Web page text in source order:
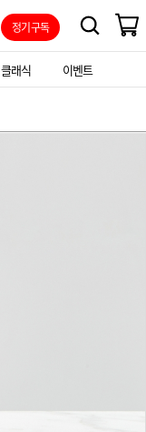
정기구독
클래식 이벤트